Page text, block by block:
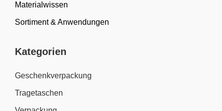
Materialwissen
Sortiment & Anwendungen
Kategorien
Geschenkverpackung
Tragetaschen